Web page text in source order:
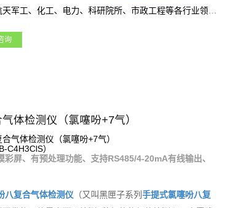
军工、化工、电力、科研院所、市政工程等各行业领
询
体检测仪（氯噻吩+7气）
气体检测仪（氯噻吩+7气）
C4H3ClS）
屏、有预处理功能、支持RS485/4-20mA有线输出、
八复合气体检测仪 （又叫黑匣子系列 手提式氯噻吩八复